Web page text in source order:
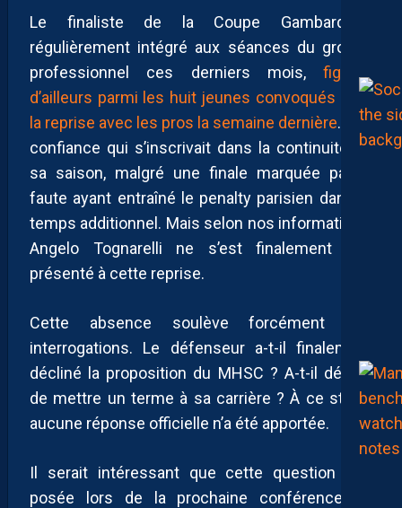
Le finaliste de la Coupe Gambardella,
régulièrement intégré aux séances du groupe
professionnel ces derniers mois, figurait
d’ailleurs parmi les huit jeunes convoqués pour
la reprise avec les pros la semaine dernière. Une
confiance qui s’inscrivait dans la continuité de
sa saison, malgré une finale marquée par la
faute ayant entraîné le penalty parisien dans le
temps additionnel. Mais selon nos informations,
Angelo Tognarelli ne s’est finalement pas
présenté à cette reprise.
Cette absence soulève forcément des
interrogations. Le défenseur a-t-il finalement
décliné la proposition du MHSC ? A-t-il décidé
de mettre un terme à sa carrière ? À ce stade,
aucune réponse officielle n’a été apportée.
Il serait intéressant que cette question soit
posée lors de la prochaine conférence de